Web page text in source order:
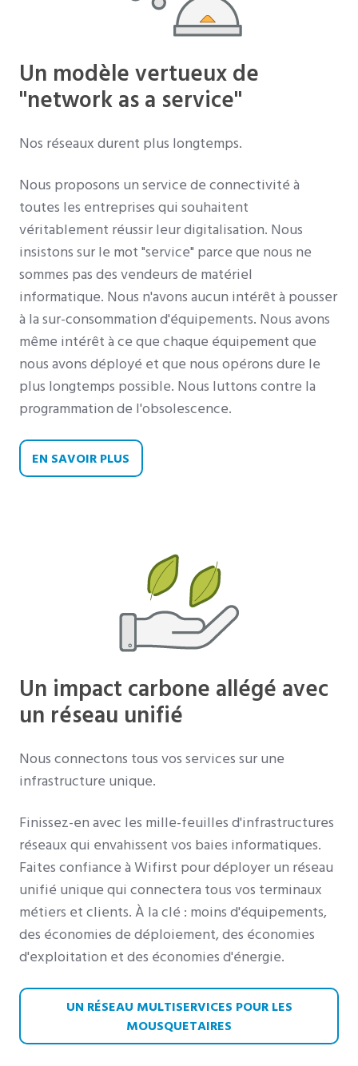
Un modèle vertueux de
"network as a service"
Nos réseaux durent plus longtemps.
Nous proposons un service de connectivité à
toutes les entreprises qui souhaitent
véritablement réussir leur digitalisation. Nous
insistons sur le mot "service" parce que nous ne
sommes pas des vendeurs de matériel
informatique. Nous n'avons aucun intérêt à pousser
à la sur-consommation d'équipements. Nous avons
même intérêt à ce que chaque équipement que
nous avons déployé et que nous opérons dure le
plus longtemps possible. Nous luttons contre la
programmation de l'obsolescence.
EN SAVOIR PLUS
Un impact carbone allégé avec
un réseau unifié
Nous connectons tous vos services sur une
infrastructure unique.
Finissez-en avec les mille-feuilles d'infrastructures
réseaux qui envahissent vos baies informatiques.
Faites confiance à Wifirst pour déployer un réseau
unifié unique qui connectera tous vos terminaux
métiers et clients. À la clé : moins d'équipements,
des économies de déploiement, des économies
d'exploitation et des économies d'énergie.
UN RÉSEAU MULTISERVICES POUR LES
MOUSQUETAIRES